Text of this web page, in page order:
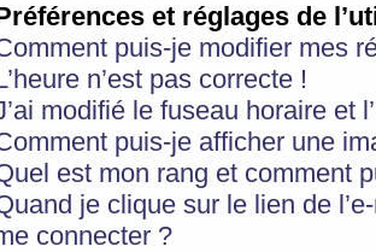
et réglages de
puis-je modifier mes
n’est pas correcte !
modifié le fuseau horaire et
puis-je afficher une
est mon rang et comment
je clique sur le lien de
connecter ?